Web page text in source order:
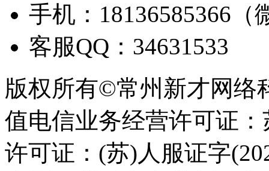
手机：18136585366（
客服QQ：34631533
版权所有©常州新才网络
值电信业务经营许可证
许可证：(苏)人服证字